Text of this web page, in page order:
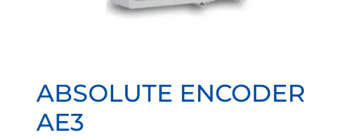
ABSOLUTE ENCODER
AE3